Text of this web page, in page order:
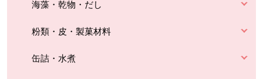
海藻・乾物・だし
粉類・皮・製菓材料
缶詰・水煮